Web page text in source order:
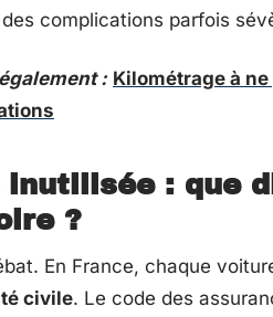
des complications parfois
: Kilométrage à
: que
?
En France, chaque
civile. Le code des